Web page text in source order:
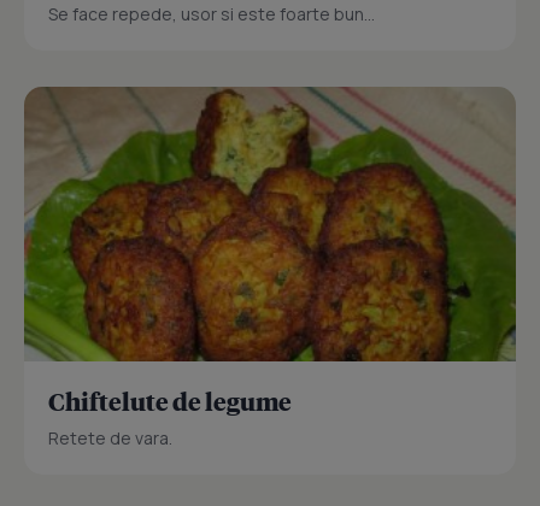
Se face repede, usor si este foarte bun...
Chiftelute de legume
Retete de vara.